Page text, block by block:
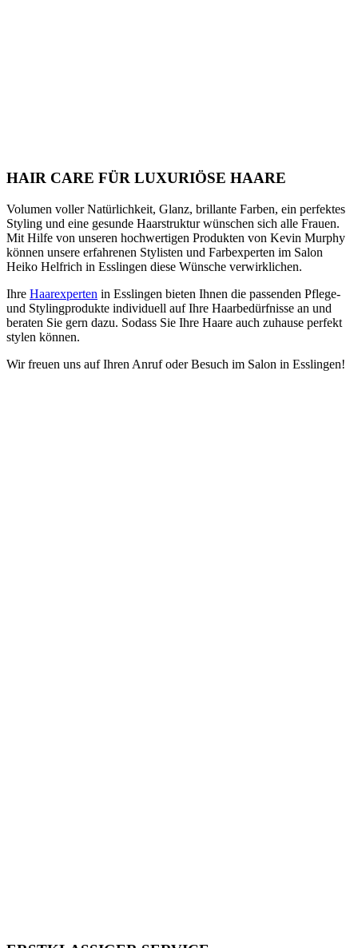
HAIR CARE FÜR LUXURIÖSE HAARE
Volumen voller Natürlichkeit, Glanz, brillante Farben, ein perfektes
Styling und eine gesunde Haarstruktur wünschen sich alle Frauen.
Mit Hilfe von unseren hochwertigen Produkten von Kevin Murphy
können unsere erfahrenen Stylisten und Farbexperten im Salon
Heiko Helfrich in Esslingen diese Wünsche verwirklichen.
Ihre Haarexperten in Esslingen bieten Ihnen die passenden Pflege-
und Stylingprodukte individuell auf Ihre Haarbedürfnisse an und
beraten Sie gern dazu. Sodass Sie Ihre Haare auch zuhause perfekt
stylen können.
Wir freuen uns auf Ihren Anruf oder Besuch im Salon in Esslingen!